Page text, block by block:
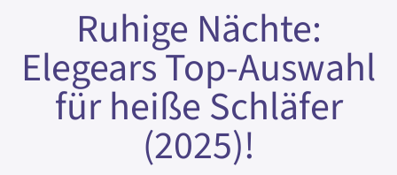
Ruhige Nächte:
Elegears Top-Auswahl
für heiße Schläfer
(2025)!